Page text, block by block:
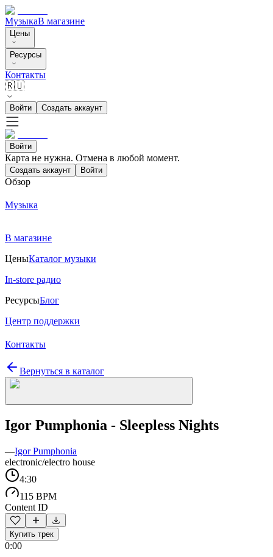
МузыкаВ магазине
Цены
Ресурсы
Контакты
🇷🇺
Войти Создать аккаунт
Войти
Карта не нужна. Отмена в любой момент.
Создать аккаунт Войти
Обзор
Музыка
В магазине
ЦеныКаталог музыки
In-store радио
РесурсыБлог
Центр поддержки
Контакты
Вернуться в каталог
Igor Pumphonia - Sleepless Nights
—Igor Pumphonia
electronic/electro house
4:30
115 BPM
Content ID
Купить трек
0:00